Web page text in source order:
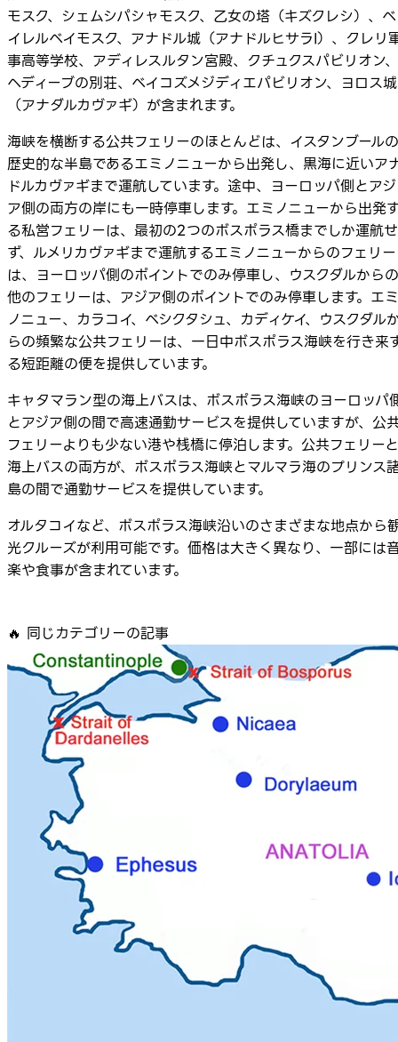
モスク、シェムシパシャモスク、乙女の塔（キズクレシ）、ベ
イレルベイモスク、アナドル城（アナドルヒサラI）、クレリ
事高等学校、アディレスルタン宮殿、クチュクスパビリオン、
ヘディーブの別荘、ベイコズメジディエパビリオン、ヨロス城
（アナダルカヴァギ）が含まれます。
海峡を横断する公共フェリーのほとんどは、イスタンブールの
歴史的な半島であるエミノニューから出発し、黒海に近いア
ドルカヴァギまで運航しています。途中、ヨーロッパ側とアジ
ア側の両方の岸にも一時停車します。エミノニューから出発
る私営フェリーは、最初の2つのボスポラス橋までしか運航せ
ず、ルメリカヴァギまで運航するエミノニューからのフェリー
は、ヨーロッパ側のポイントでのみ停車し、ウスクダルからの
他のフェリーは、アジア側のポイントでのみ停車します。エミ
ノニュー、カラコイ、ベシクタシュ、カディケイ、ウスクダル
らの頻繁な公共フェリーは、一日中ボスポラス海峡を行き来
る短距離の便を提供しています。
キャタマラン型の海上バスは、ボスポラス海峡のヨーロッパ
とアジア側の間で高速通勤サービスを提供していますが、公
フェリーよりも少ない港や桟橋に停泊します。公共フェリーと
海上バスの両方が、ボスポラス海峡とマルマラ海のプリンス
島の間で通勤サービスを提供しています。
オルタコイなど、ボスポラス海峡沿いのさまざまな地点から
光クルーズが利用可能です。価格は大きく異なり、一部には
楽や食事が含まれています。
🔥 同じカテゴリーの記事